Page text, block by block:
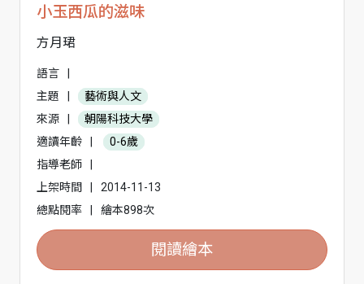
小玉西瓜的滋味
方月珺
語言
主題
藝術與人文
來源
朝陽科技大學
適讀年齡
0-6歲
指導老師
上架時間
2014-11-13
總點閱率
繪本898次
閱讀繪本